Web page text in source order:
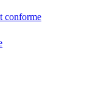
conforme